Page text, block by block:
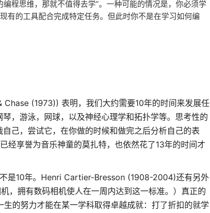
程思维，那就不值得去学”。一种可能的情况是，你必须学
的工具配合完成特定任务。但此时你不是在学习如何编
(1973)) 表明，我们大约需要10年的时间来发展任
，游泳，网球，以及神经心理学和拓扑学等。思考性的
己，尝试它，在你做的时候和做完之后分析自己的表
经享誉为音乐神童的莫扎特，也依然花了13年的时间才
是10年。Henri Cartier-Bresson (1908-2004)还有另外
，拥有数码相机使人在一周内达到这一标准。）真正的
的努力才能在某一学科取得卓越成就：打了折扣的就学